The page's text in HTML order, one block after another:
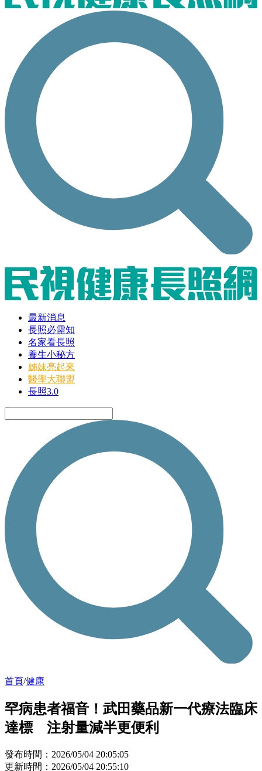
最新消息
長照必需知
名家看長照
養生小秘方
姊妹亮起來
醫學大聯盟
長照3.0
首頁/健康
罕病患者福音！武田藥品新一代療法臨床
達標 注射量減半更便利
發布時間：2026/05/04 20:05:05
更新時間：2026/05/04 20:55:10